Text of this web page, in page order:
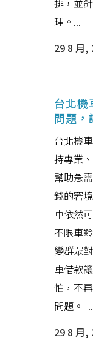
排，並
理。...
29 8 月,
台北機
問題，
台北機
持專業
幫助急
錢的窘
車依然
不限車
變群眾
車借款
怕，不
問題。
29 8 月,